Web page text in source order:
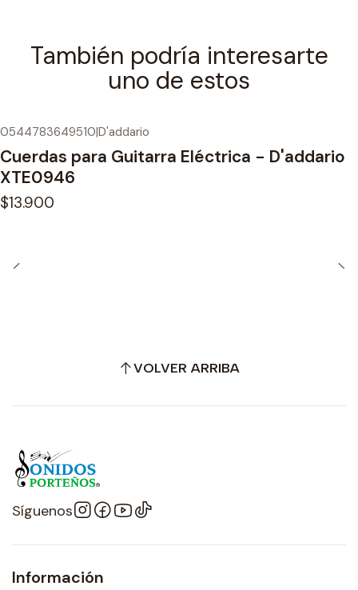
También podría interesarte
uno de estos
0544783649510|D'addario
Cuerdas para Guitarra Eléctrica - D'addario
XTE0946
$13.900
VOLVER ARRIBA
Síguenos
Información